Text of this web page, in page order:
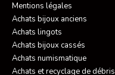
Mentions légales
Achats bijoux anciens
Achats lingots
Achats bijoux cassés
Achats numismatique
Achats et recyclage de débris